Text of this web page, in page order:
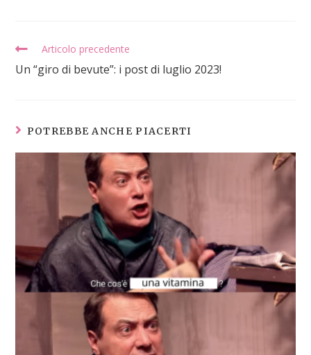
Articolo precedente
Un “giro di bevute”: i post di luglio 2023!
POTREBBE ANCHE PIACERTI